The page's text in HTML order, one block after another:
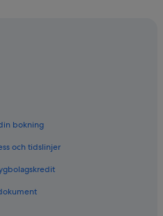
bokning
och tidslinjer